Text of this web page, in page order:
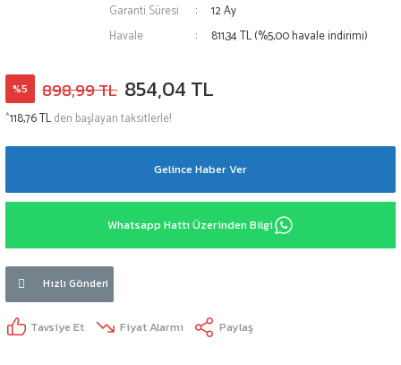
Garanti Süresi
12 Ay
Havale
811,34 TL (%5,00 havale indirimi)
%5 898,99 TL 854,04 TL
*118,76 TLden başlayan taksitlerle!
Gelince Haber Ver
Whatsapp Hattı Üzerinden Bilgi
Hızlı Gönderi
Tavsiye Et Fiyat Alarmı Paylaş